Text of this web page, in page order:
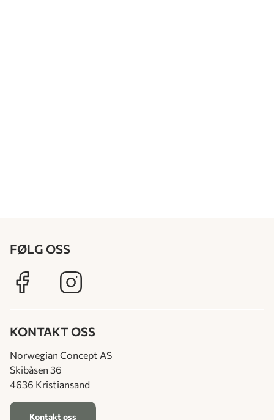
FØLG OSS
KONTAKT OSS
Norwegian Concept AS
Skibåsen 36
4636 Kristiansand
Kontakt oss